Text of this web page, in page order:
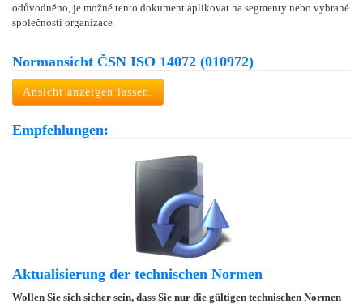
odůvodněno, je možné tento dokument aplikovat na segmenty nebo vybrané
společnosti organizace
Normansicht ČSN ISO 14072 (010972)
Ansicht anzeigen lassen.
Empfehlungen:
Aktualisierung der technischen Normen
Wollen Sie sich sicher sein, dass Sie nur die gültigen technischen Normen